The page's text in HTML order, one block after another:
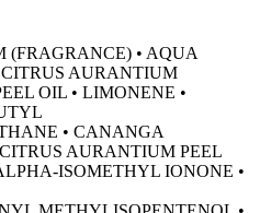
(FRAGRANCE) • AQUA
CITRUS AURANTIUM
OIL • LIMONENE •
• CANANGA
AURANTIUM PEEL
ISOMETHYL IONONE •